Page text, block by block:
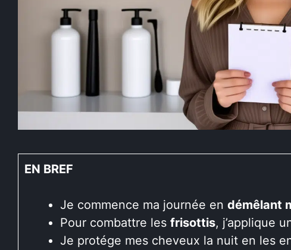
EN BREF
Je commence ma journée en démêlant
Pour combattre les frisottis, j’applique
Je protége mes cheveux la nuit en les